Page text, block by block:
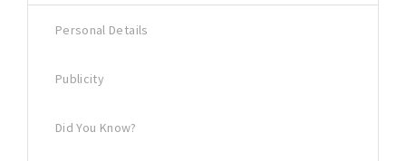
Personal Details
Publicity
Did You Know?